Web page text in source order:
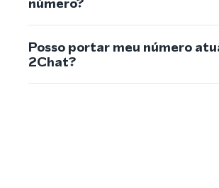
Posso portar meu número
2Chat?